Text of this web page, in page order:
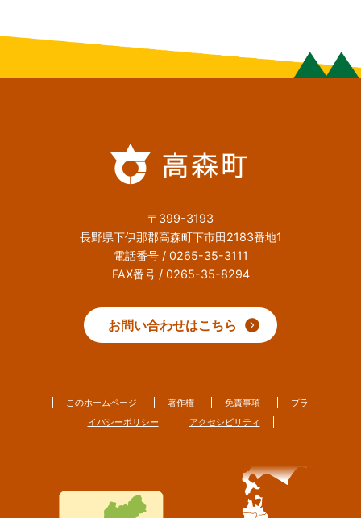
〒399-3193
長野県下伊那郡高森町下市田2183番地1
電話番号 / 0265-35-3111
FAX番号 / 0265-35-8294
お問い合わせはこちら
このホームページ 著作権 免責事項
プラ
イバシーポリシー
アクセシビリティ